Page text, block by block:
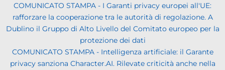
COMUNICATO STAMPA - I Garanti privacy europei all'UE:
rafforzare la cooperazione tra le autorità di regolazione. A
Dublino il Gruppo di Alto Livello del Comitato europeo per la
protezione dei dati
COMUNICATO STAMPA - Intelligenza artificiale: il Garante
privacy sanziona Character.AI. Rilevate criticità anche nella